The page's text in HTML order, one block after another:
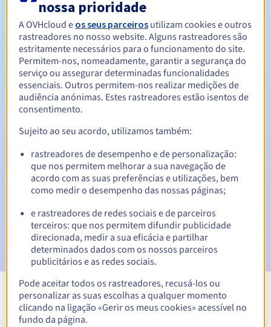
Período de renovação Entre 1 e 10 anos
Período de redenção 30 dias
Notificações automáticas:
E-mails de aviso: 60, 30, 15, 7 e 3 dias antes da data de
expiração
E-mail no dia da expiraçãopara notificar a suspensão do
E-mail após o Redemption Grace Period para notificar a
eliminação do nome de domínio
Ver todas as extensões
nossa prioridade
A OVHcloud e os seus parceiros utilizam cookies e outros
rastreadores no nosso website. Alguns rastreadores são
estritamente necessários para o funcionamento do site.
Permitem-nos, nomeadamente, garantir a segurança do
serviço ou assegurar determinadas funcionalidades
essenciais. Outros permitem-nos realizar medições de
audiência anónimas. Estes rastreadores estão isentos de
consentimento.
Sujeito ao seu acordo, utilizamos também:
rastreadores de desempenho e de personalização:
que nos permitem melhorar a sua navegação de
acordo com as suas preferências e utilizações, bem
como medir o desempenho das nossas páginas;
e rastreadores de redes sociais e de parceiros
terceiros: que nos permitem difundir publicidade
direcionada, medir a sua eficácia e partilhar
determinados dados com os nossos parceiros
publicitários e as redes sociais.
Pode aceitar todos os rastreadores, recusá-los ou
personalizar as suas escolhas a qualquer momento
clicando na ligação «Gerir os meus cookies» acessível no
fundo da página.